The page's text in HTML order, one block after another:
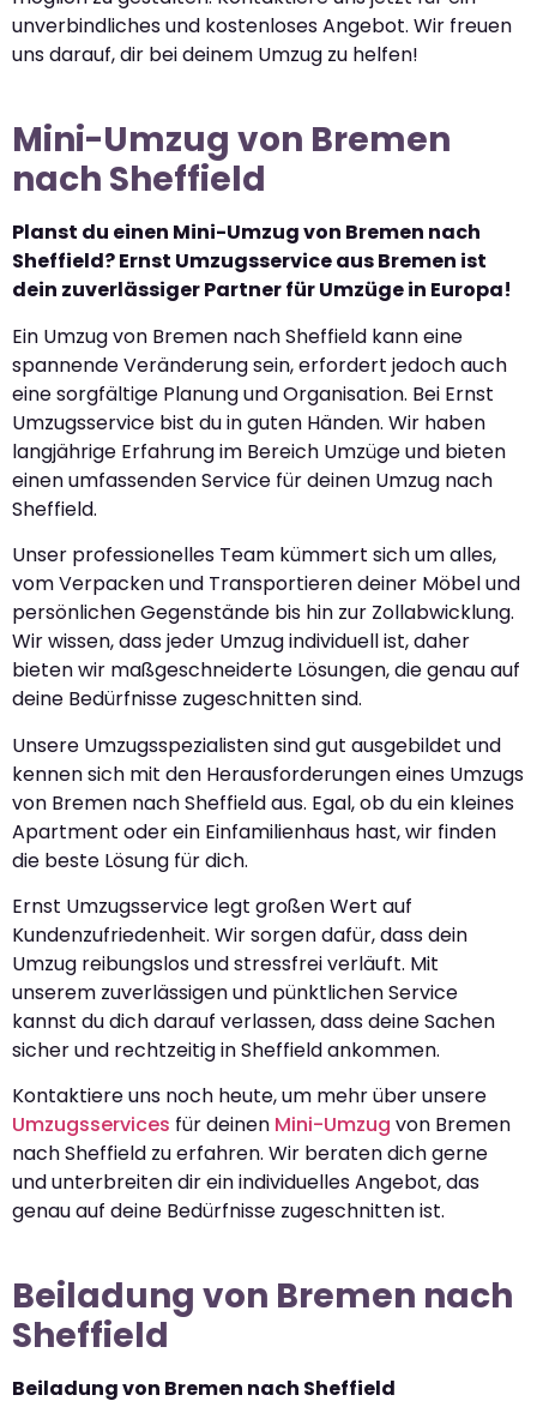
unverbindliches und kostenloses Angebot. Wir freuen
uns darauf, dir bei deinem Umzug zu helfen!
Mini-Umzug von Bremen
nach Sheffield
Planst du einen Mini-Umzug von Bremen nach
Sheffield? Ernst Umzugsservice aus Bremen ist
dein zuverlässiger Partner für Umzüge in Europa!
Ein Umzug von Bremen nach Sheffield kann eine
spannende Veränderung sein, erfordert jedoch auch
eine sorgfältige Planung und Organisation. Bei Ernst
Umzugsservice bist du in guten Händen. Wir haben
langjährige Erfahrung im Bereich Umzüge und bieten
einen umfassenden Service für deinen Umzug nach
Sheffield.
Unser professionelles Team kümmert sich um alles,
vom Verpacken und Transportieren deiner Möbel und
persönlichen Gegenstände bis hin zur Zollabwicklung.
Wir wissen, dass jeder Umzug individuell ist, daher
bieten wir maßgeschneiderte Lösungen, die genau auf
deine Bedürfnisse zugeschnitten sind.
Unsere Umzugsspezialisten sind gut ausgebildet und
kennen sich mit den Herausforderungen eines Umzugs
von Bremen nach Sheffield aus. Egal, ob du ein kleines
Apartment oder ein Einfamilienhaus hast, wir finden
die beste Lösung für dich.
Ernst Umzugsservice legt großen Wert auf
Kundenzufriedenheit. Wir sorgen dafür, dass dein
Umzug reibungslos und stressfrei verläuft. Mit
unserem zuverlässigen und pünktlichen Service
kannst du dich darauf verlassen, dass deine Sachen
sicher und rechtzeitig in Sheffield ankommen.
Kontaktiere uns noch heute, um mehr über unsere
Umzugsservices für deinen Mini-Umzug von Bremen
nach Sheffield zu erfahren. Wir beraten dich gerne
und unterbreiten dir ein individuelles Angebot, das
genau auf deine Bedürfnisse zugeschnitten ist.
Beiladung von Bremen nach
Sheffield
Beiladung von Bremen nach Sheffield